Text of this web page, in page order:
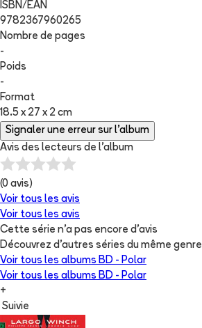
ISBN/EAN
9782367960265
Nombre de pages
-
Poids
-
Format
18.5 x 27 x 2 cm
Signaler une erreur sur l'album
Avis des lecteurs de l'album
(0 avis)
Voir tous les avis
Voir tous les avis
Cette série n'a pas encore d'avis
Découvrez d'autres séries du même genre
Voir tous les albums BD - Polar
Voir tous les albums BD - Polar
+
Suivie